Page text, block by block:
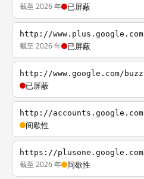
截至 2026 年 已屏蔽
http://www.plus.google.com
截至 2026 年 已屏蔽
http://www.google.com/buzz
已屏蔽
http://accounts.google.com
间歇性
https://plusone.google.com
截至 2026 年 间歇性